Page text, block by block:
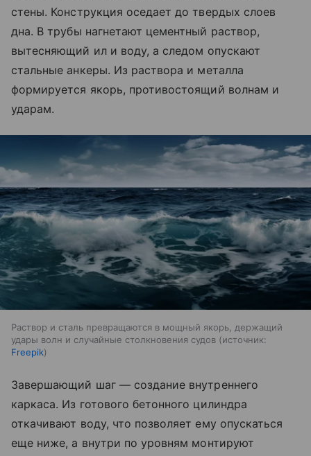
стены. Конструкция оседает до твердых слоев
дна. В трубы нагнетают цементный раствор,
вытесняющий ил и воду, а следом опускают
стальные анкеры. Из раствора и металла
формируется якорь, противостоящий волнам и
ударам.
Раствор и сталь превращаются в мощный якорь, держащий
удары волн и случайные столкновения судов
источник:
Freepik
Завершающий шаг — создание внутреннего
каркаса. Из готового бетонного цилиндра
откачивают воду, что позволяет ему опускаться
еще ниже, а внутри по уровням монтируют